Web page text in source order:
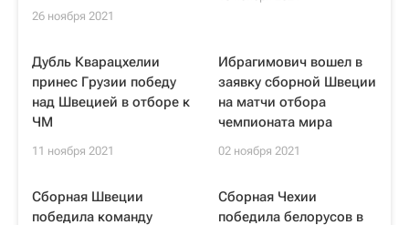
26 ноября 2021
Дубль Кварацхелии
принес Грузии победу
над Швецией в отборе к
ЧМ
11 ноября 2021
Ибрагимович вошел в
заявку сборной Швеции
на матчи отбора
чемпионата мира
02 ноября 2021
Сборная Швеции
победила команду
Сборная Чехии
победила белорусов в